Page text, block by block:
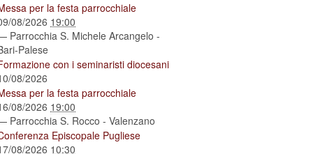
per la festa parrocchiale
08/2026 19:00
Parrocchia S. Michele Arcangelo -
Palese
con i seminaristi diocesani
08/2026
per la festa parrocchiale
08/2026 19:00
Parrocchia S. Rocco - Valenzano
Episcopale Pugliese
08/2026 10:30